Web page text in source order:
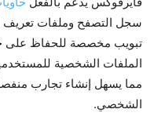
سجل التصفح وملفات تعريف
تبويب مخصصة للحفاظ على
الملفات الشخصية
مما يسهل إنشاء تجارب
الشخصي.